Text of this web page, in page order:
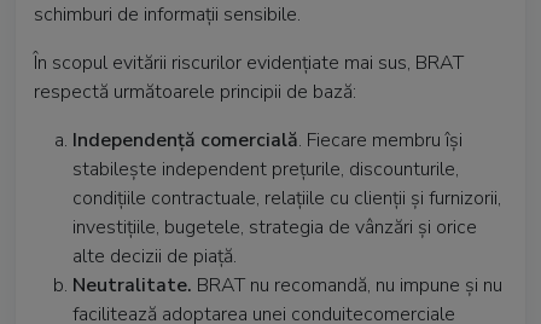
schimburi de informații sensibile.
În scopul evitării riscurilor evidențiate mai sus, BRAT
respectă următoarele principii de bază:
Independență comercială. Fiecare membru își
stabilește independent prețurile, discounturile,
condițiile contractuale, relațiile cu clienții și furnizorii,
investițiile, bugetele, strategia de vânzări și orice
alte decizii de piață.
Neutralitate. BRAT nu recomandă, nu impune și nu
facilitează adoptarea unei conduitecomerciale